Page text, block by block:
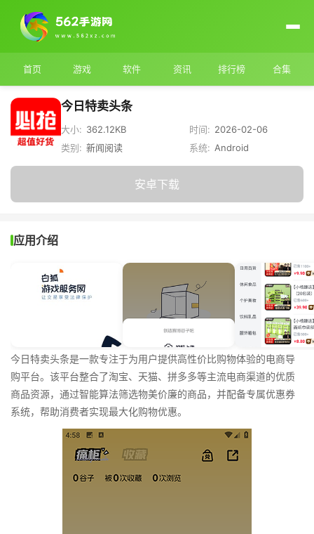
首页 游戏 软件 资讯 排行榜 合集
今日特卖头条
大小: 362.12KB 时间: 2026-02-06
类别: 新闻阅读 系统: Android
安卓下载
应用介绍
今日特卖头条是一款专注于为用户提供高性价比购物体验的电商导
购平台。该平台整合了淘宝、天猫、拼多多等主流电商渠道的优质
商品资源，通过智能算法筛选物美价廉的商品，并配备专属优惠券
系统，帮助消费者实现最大化购物优惠。